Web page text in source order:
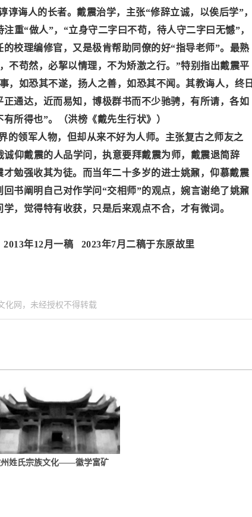
谆诲人的长者。戴震治学，主张“修辞立诚，以俟后学”，
重“做人”，“立身守二字曰不苟，待人守二字曰无憾”，
校理编修官，又是极肯帮助同僚的好“指导老师”。最熟
不苟然，必挈以情理，不为矫激之行。”特别指出戴震平
，如恐其不遂，扬人之善，如恐其不闻。其教诲人，终日
通达，近而易知，博极群书而不少驰骋，有所请，各如
所得也”。（洪榜《戴先生行状》）
的领军人物，但却从来不好为人师。主张复古之师友之
诚仰戴震的人品学问，执意要拜戴震为师，戴震退简辞
勉强收其为徒。而当年二十多岁的进士姚鼐，仰慕戴震
书阐明自己对作学问“交相师”的观点，婉言谢绝了姚鼐
，觉得特有收获，只是后来观点不合，才有微词。
2013年12月一稿 2023年7月二稿于东原故里
网，未经授权不得转载
姓氏宗族文化——徽学富矿